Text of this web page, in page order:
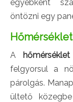
egyébként
öntözni egy
Hőmérséklet
A
felgyorsul a
párolgás.
ültető